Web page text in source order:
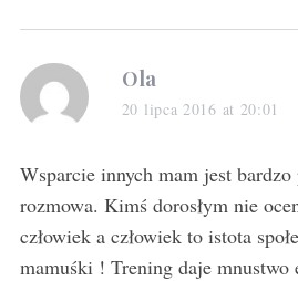
s
a
s
:
Ola
20 lipca 2016 at 20:01
Wsparcie innych mam jest
rozmowa. Kimś dorosłym nie
człowiek a człowiek to istota
mamuśki ! Trening daje